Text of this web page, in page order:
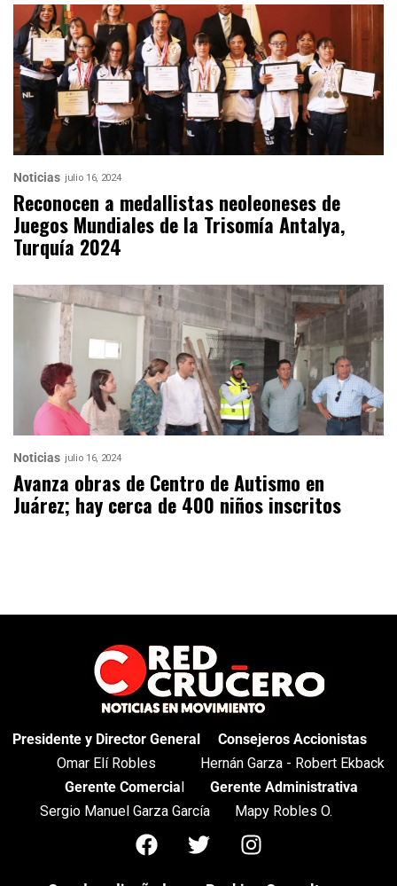
Noticias julio 16, 2024
Reconocen a medallistas neoleoneses de
Juegos Mundiales de la Trisomía Antalya,
Turquía 2024
Noticias julio 16, 2024
Avanza obras de Centro de Autismo en
Juárez; hay cerca de 400 niños inscritos
Presidente y Director General
Omar Elí Robles
Consejeros Accionistas
Hernán Garza - Robert Ekback
Gerente Comercial
Sergio Manuel Garza García
Gerente Administrativa
Mapy Robles O.